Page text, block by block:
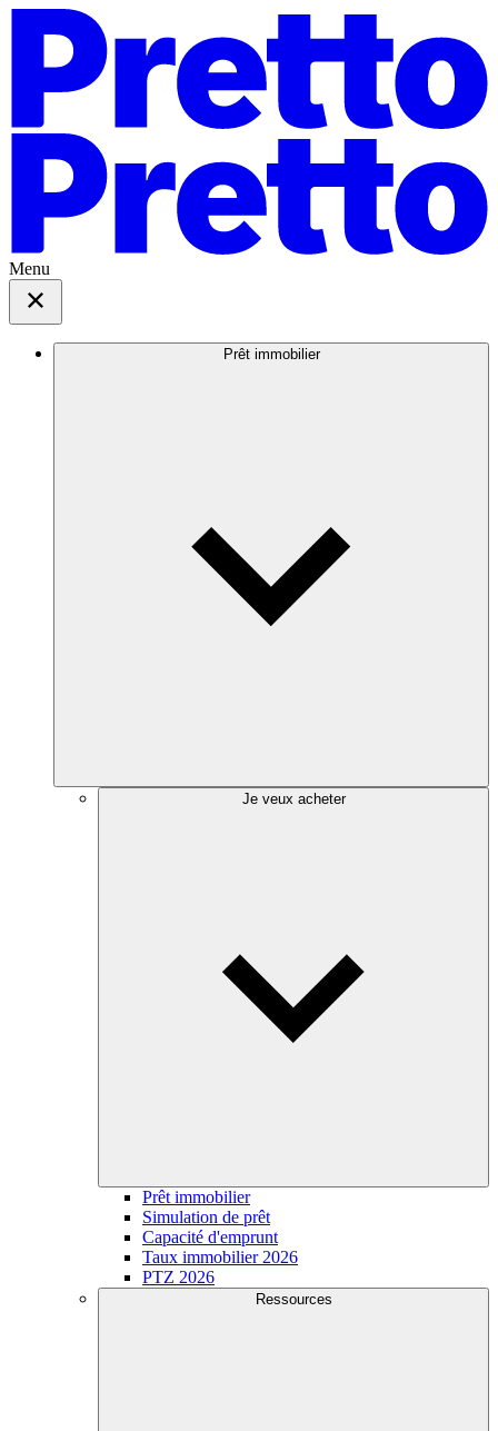
Menu
Prêt immobilier
Je veux acheter
Prêt immobilier
Simulation de prêt
Capacité d'emprunt
Taux immobilier 2026
PTZ 2026
Ressources